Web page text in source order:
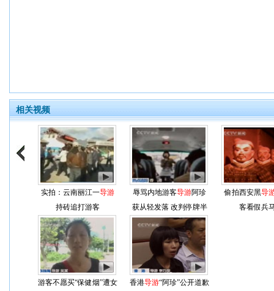
相关视频
实拍：云南丽江一导游
持砖追打游客
辱骂内地游客导游阿珍
获从轻发落 改判停牌半
年
偷拍西安黑导
客看假兵
游客不愿买“保健烟”遭女
香港导游“阿珍”公开道歉